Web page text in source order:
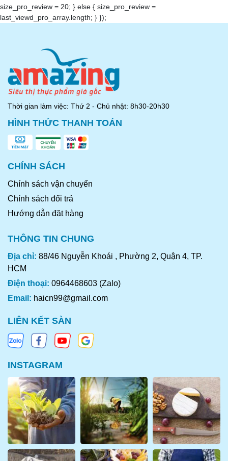
size_pro_review = 20; } else { size_pro_review =
last_viewd_pro_array.length; } });
Thời gian làm việc: Thứ 2 - Chủ nhật: 8h30-20h30
HÌNH THỨC THANH TOÁN
CHÍNH SÁCH
Chính sách vận chuyển
Chính sách đổi trả
Hướng dẫn đặt hàng
THÔNG TIN CHUNG
Địa chỉ: 88/46 Nguyễn Khoái , Phường 2, Quận 4, TP.
HCM
Điện thoại: 0964468603 (Zalo)
Email: haicn99@gmail.com
LIÊN KẾT SÀN
INSTAGRAM